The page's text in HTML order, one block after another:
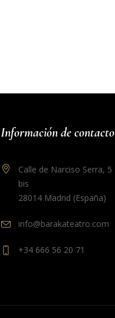
Información de contacto
Calle de Narciso Serra, 5
bis
28014 Madrid (España)
info@barakateatro.com
+34 666 56 20 71